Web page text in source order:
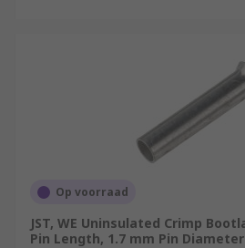
Op voorraad
JST, WE Uninsulated Crimp
Pin Length, 1.7 mm Pin